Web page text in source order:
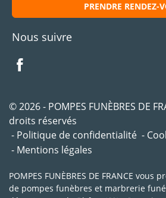
PRENDRE RENDEZ-
Nous suivre
© 2026 - POMPES FUNÈBRES DE
droits réservés
Politique de confidentialité
Mentions légales
POMPES FUNÈBRES DE FRANCE vous
de pompes funèbres et marbrerie